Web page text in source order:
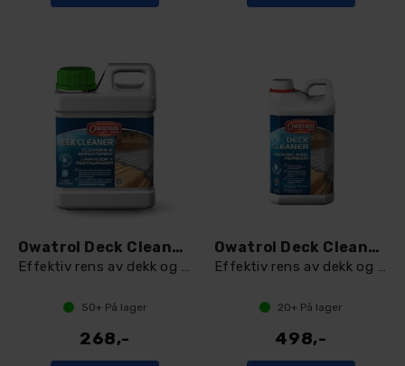
Owatrol Deck Cleaner 1 L
Effektiv rens av dekk og treverk
50+På lager
268,-
Owatrol Deck Cleaner 2,5 L
Effektiv rens av dekk og treverk
20+ På lager
498,-